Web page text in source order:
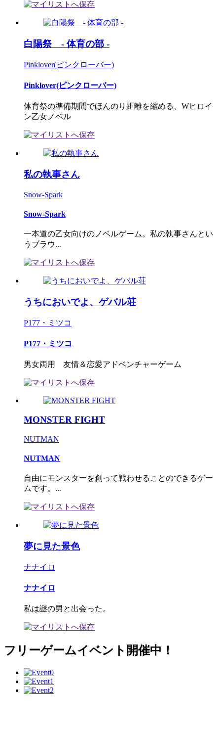
白陽祭 - 体育の部 -
Pinklover(ピンクローバー)
Pinklover(ピンクローバー)
体育祭の準備期間でほんのり距離を縮める、Wヒロイ
ン乙女ノベル
私の執事さん
Snow-Spark
Snow-Spark
一本道の乙女向けのノベルゲーム。私の執事さんとい
うブラウ...
うちにおいでよ、ゲバル荘
P177・ミツコ
P177・ミツコ
男女両用 友情＆恋愛アドベンチャーゲーム
MONSTER FIGHT
NUTMAN
NUTMAN
自由にモンスターを創って戦わせることのできるゲー
ムです。...
夢に見た景色
ナナイロ
ナナイロ
私は謎の男と出会った。
フリーゲームイベント開催中！